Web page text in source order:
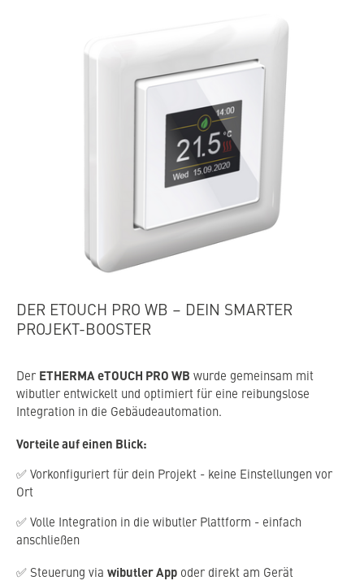
DER ETOUCH PRO WB – DEIN SMARTER
PROJEKT-BOOSTER
Der ETHERMA eTOUCH PRO WB wurde gemeinsam mit
wibutler entwickelt und optimiert für eine reibungslose
Integration in die Gebäudeautomation.
Vorteile auf einen Blick:
✅ Vorkonfiguriert für dein Projekt - keine Einstellungen vor
Ort
✅ Volle Integration in die wibutler Plattform - einfach
anschließen
✅ Steuerung via wibutler App oder direkt am Gerät